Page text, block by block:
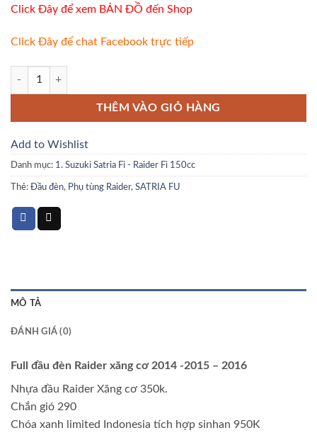
Click Đây để xem BẢN ĐỒ đến Shop
Click Đây để chat Facebook trực tiếp
Full đầu đèn Raider xăng cơ 2014 -2015 - 2016 số lượng
THÊM VÀO GIỎ HÀNG
Add to Wishlist
Danh mục: 1. Suzuki Satria Fi - Raider Fi 150cc
Thẻ: Đầu đèn, Phụ tùng Raider, SATRIA FU
MÔ TẢ
ĐÁNH GIÁ (0)
Full đầu đèn Raider xăng cơ 2014 -2015 – 2016
Nhựa đầu Raider Xăng cơ 350k.
Chắn gió 290
Chóa xanh limited Indonesia tích hợp sinhan 950K